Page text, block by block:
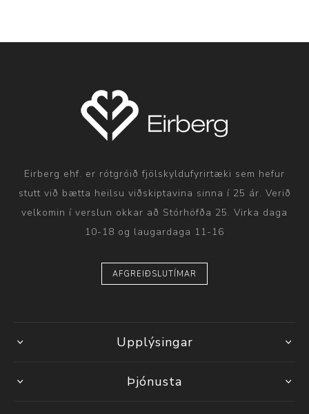
Eirberg ehf. er rótgróið fjölskyldufyrirtæki sem hefur
stutt við bætta heilsu viðskiptavina sinna í 25 ár. Verið
velkomin í verslun okkar að Stórhöfða 25. Virka daga
10-18 og laugardaga 11-16
AFGREIÐSLUTÍMAR
Upplýsingar
Þjónusta